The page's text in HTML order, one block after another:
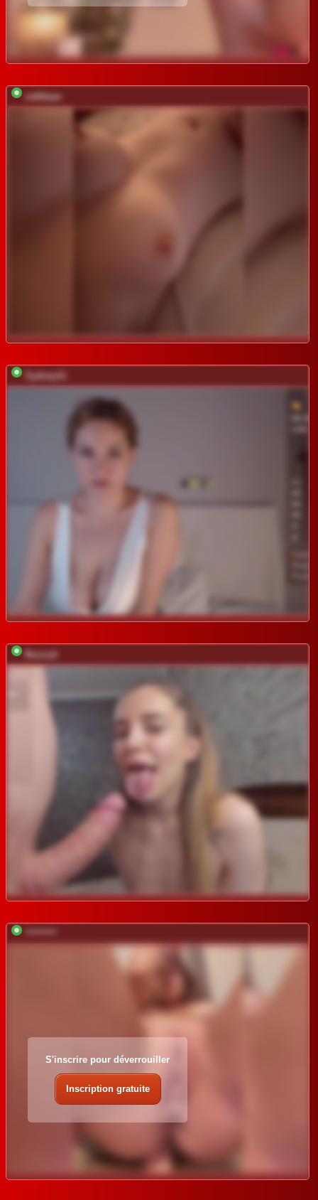
vattttaaa
SydneySi
Buzzyd
S'inscrire pour déverrouiller
Inscription gratuite